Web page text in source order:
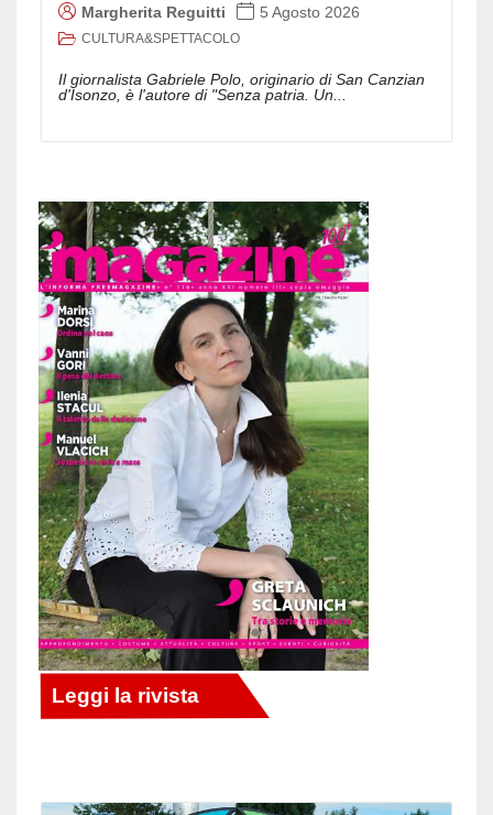
Margherita Reguitti 5 Agosto 2026
CULTURA&SPETTACOLO
Il giornalista Gabriele Polo, originario di San Canzian
d'Isonzo, è l'autore di "Senza patria. Un...